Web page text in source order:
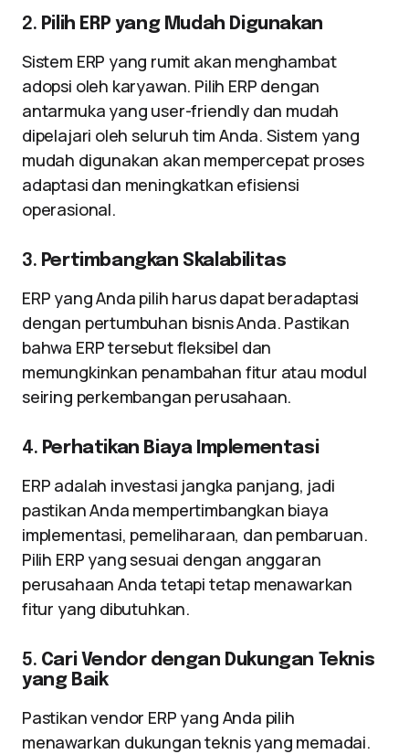
2. Pilih ERP yang Mudah Digunakan
Sistem ERP yang rumit akan menghambat
adopsi oleh karyawan. Pilih ERP dengan
antarmuka yang user-friendly dan mudah
dipelajari oleh seluruh tim Anda. Sistem yang
mudah digunakan akan mempercepat proses
adaptasi dan meningkatkan efisiensi
operasional.
3. Pertimbangkan Skalabilitas
ERP yang Anda pilih harus dapat beradaptasi
dengan pertumbuhan bisnis Anda. Pastikan
bahwa ERP tersebut fleksibel dan
memungkinkan penambahan fitur atau modul
seiring perkembangan perusahaan.
4. Perhatikan Biaya Implementasi
ERP adalah investasi jangka panjang, jadi
pastikan Anda mempertimbangkan biaya
implementasi, pemeliharaan, dan pembaruan.
Pilih ERP yang sesuai dengan anggaran
perusahaan Anda tetapi tetap menawarkan
fitur yang dibutuhkan.
5. Cari Vendor dengan Dukungan Teknis
yang Baik
Pastikan vendor ERP yang Anda pilih
menawarkan dukungan teknis yang memadai.